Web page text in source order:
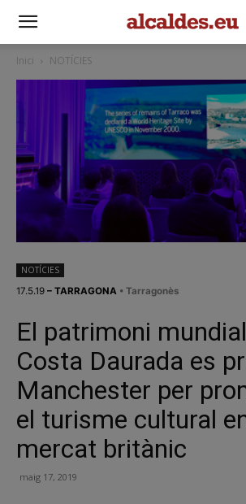
Inici NOTÍCIES
NOTÍCIES
17.5.19 – TARRAGONA • Tarragonès
El patrimoni
Costa Daurada es
Manchester per
el turisme cultural
mercat britànic
maig 17, 2019